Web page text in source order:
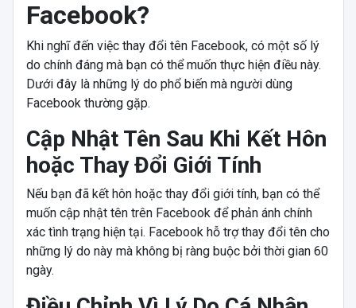
Facebook?
Khi nghĩ đến việc thay đổi tên Facebook, có một số lý
do chính đáng mà bạn có thể muốn thực hiện điều này.
Dưới đây là những lý do phổ biến mà người dùng
Facebook thường gặp.
Cập Nhật Tên Sau Khi Kết Hôn
hoặc Thay Đổi Giới Tính
Nếu bạn đã kết hôn hoặc thay đổi giới tính, bạn có thể
muốn cập nhật tên trên Facebook để phản ánh chính
xác tình trạng hiện tại. Facebook hỗ trợ thay đổi tên cho
những lý do này mà không bị ràng buộc bởi thời gian 60
ngày.